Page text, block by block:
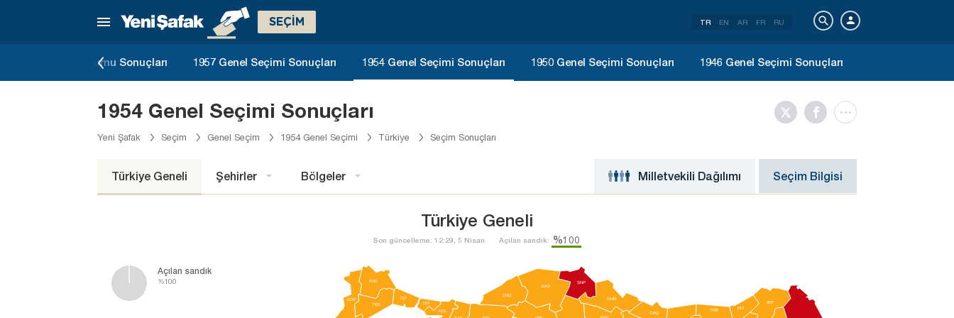
SEÇİM TR EN AR FR RU
Anayasa Referandumu Sonuçları 1957 Genel Seçimi Sonuçları 1954 Genel Seçimi Sonuçları 1950 Genel Seçimi Sonuçları 1946 Genel Seçimi Sonuçları
1954 Genel Seçimi Sonuçları
Yeni Şafak Seçim Genel Seçim 1954 Genel Seçimi Türkiye Seçim Sonuçları
Türkiye Geneli Şehirler Bölgeler Milletvekili Dağılımı Seçim Bilgisi
Türkiye Geneli
Son güncelleme: 12:29, 5 Nisan Açılan sandık: %100
Açılan sandık
%100
ART
EDR
İST
İST
KAS
KRK
KCL
ORD
RİZ
SMN
SNP
TEK
TRB
ZNG